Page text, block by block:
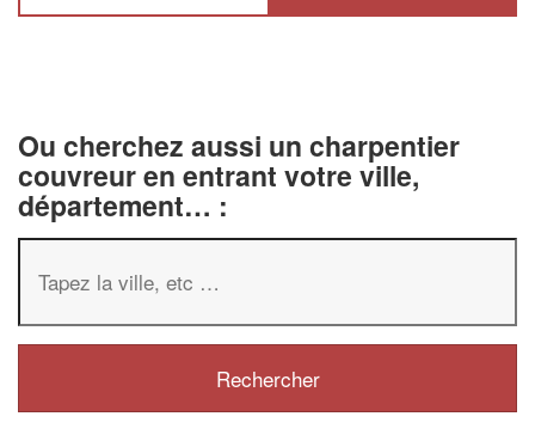
Ou cherchez aussi un charpentier
couvreur en entrant votre ville,
département… :
✕
Vous êtes un